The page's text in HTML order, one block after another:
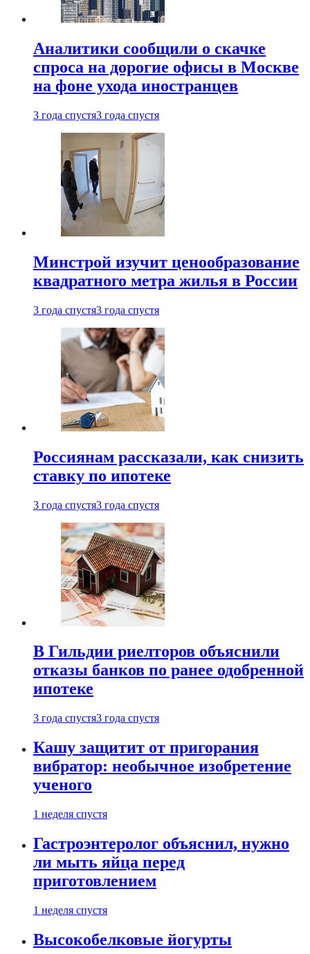
Аналитики сообщили о скачке
спроса на дорогие офисы в Москве
на фоне ухода иностранцев
3 года спустя3 года спустя
Минстрой изучит ценообразование
квадратного метра жилья в России
3 года спустя3 года спустя
Россиянам рассказали, как снизить
ставку по ипотеке
3 года спустя3 года спустя
В Гильдии риелторов объяснили
отказы банков по ранее одобренной
ипотеке
3 года спустя3 года спустя
Кашу защитит от пригорания
вибратор: необычное изобретение
ученого
1 неделя спустя
Гастроэнтеролог объяснил, нужно
ли мыть яйца перед
приготовлением
1 неделя спустя
Высокобелковые йогурты